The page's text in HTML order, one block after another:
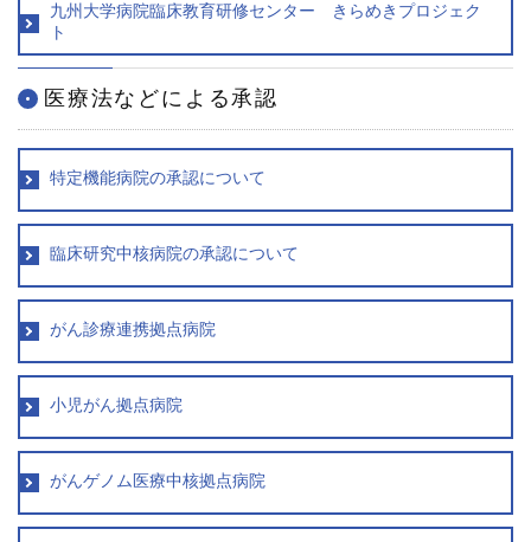
中文
TEL.092-642-5163（時間外受付）
外来診療受付時間
初 診／8：30～11：00
九州大学病院臨床教育研修センター きらめきプロジェク
ト
医療法などによる承認
特定機能病院の承認について
臨床研究中核病院の承認について
がん診療連携拠点病院
小児がん拠点病院
がんゲノム医療中核拠点病院